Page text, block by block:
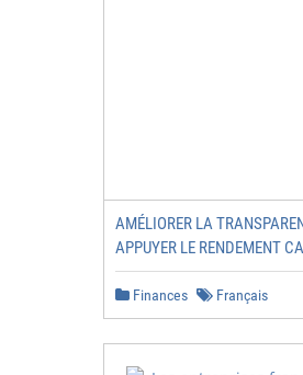
AMÉLIORER LA
APPUYER LE RENDEMENT
Finances Français